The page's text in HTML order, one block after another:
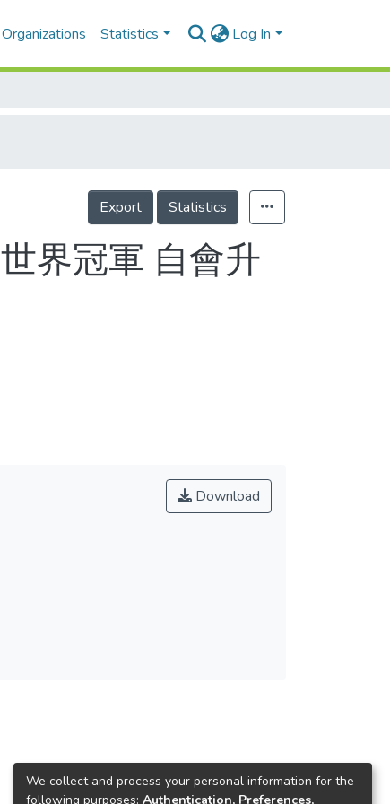
Organizations Statistics Log In
Export Statistics
界冠軍 自會升
Download
We collect and process your personal information for the
following purposes: Authentication, Preferences,